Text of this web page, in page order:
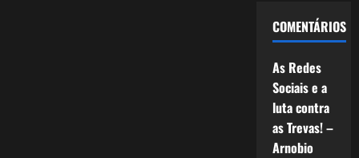
COMENTÁRIOS
As Redes
Sociais e a
luta contra
as Trevas! –
Arnobio